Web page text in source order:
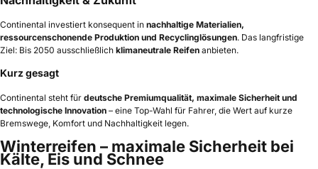
Continental investiert konsequent in nachhaltige Materialien,
ressourcenschonende Produktion und Recyclinglösungen. Das langfristige
Ziel: Bis 2050 ausschließlich klimaneutrale Reifen anbieten.
Kurz gesagt
Continental steht für deutsche Premiumqualität, maximale Sicherheit und
technologische Innovation – eine Top-Wahl für Fahrer, die Wert auf kurze
Bremswege, Komfort und Nachhaltigkeit legen.
Winterreifen – maximale Sicherheit bei
Kälte, Eis und Schnee